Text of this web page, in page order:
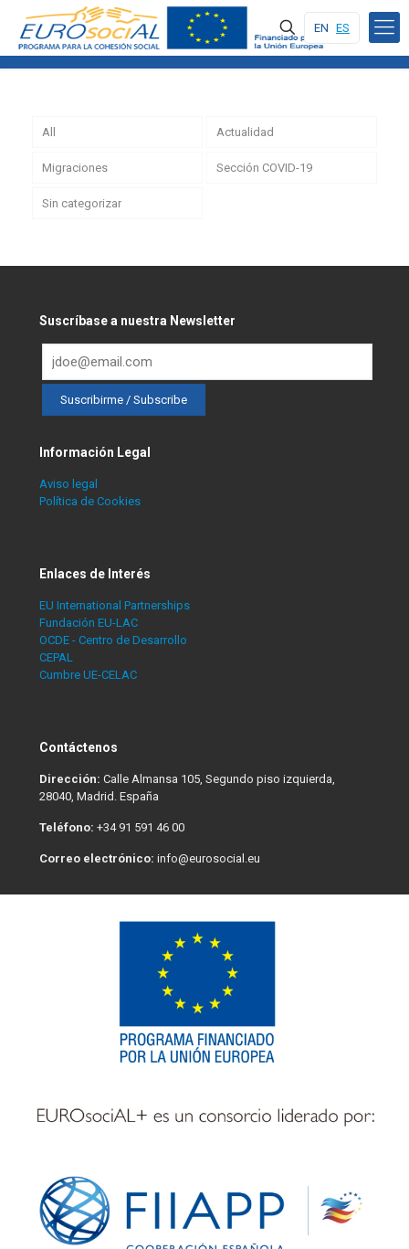
EN ES
All Actualidad
Migraciones Sección COVID-19
Sin categorizar
Suscríbase a nuestra Newsletter
Información Legal
Aviso legal
Política de Cookies
Enlaces de Interés
EU International Partnerships
Fundación EU-LAC
OCDE - Centro de Desarrollo
CEPAL
Cumbre UE-CELAC
Contáctenos
Dirección: Calle Almansa 105, Segundo piso izquierda,
28040, Madrid. España
Teléfono: +34 91 591 46 00
Correo electrónico: info@eurosocial.eu